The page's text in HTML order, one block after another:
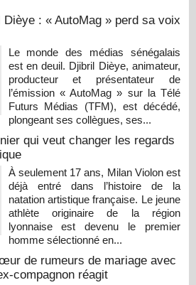
: « AutoMag » perd sa voix
Le monde des médias sénégalais
est en deuil. Djibril Dièye, animateur,
producteur et présentateur de
l’émission « AutoMag » sur la Télé
Futurs Médias (TFM), est décédé,
plongeant ses collègues, ses...
qui veut changer les regards
À seulement 17 ans, Milan Violon est
déjà entré dans l’histoire de la
natation artistique française. Le jeune
athlète originaire de la région
lyonnaise est devenu le premier
homme sélectionné en...
de rumeurs de mariage avec
compagnon réagit